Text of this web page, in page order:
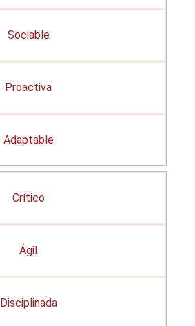
Sociable
Proactiva
Adaptable
Crítico
Ágil
Disciplinada